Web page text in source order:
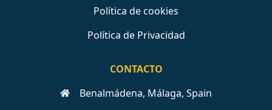
Política de cookies
Política de Privacidad
CONTACTO
Benalmádena, Málaga, Spain